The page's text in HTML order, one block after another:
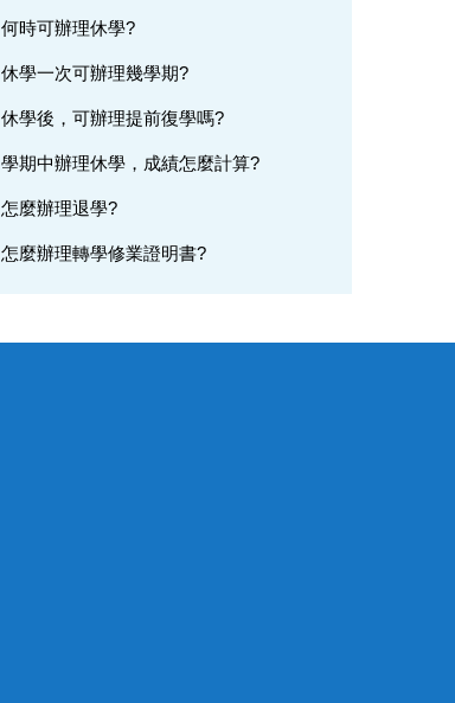
何時可辦理休學?
休學一次可辦理幾學期?
休學後，可辦理提前復學嗎?
學期中辦理休學，成績怎麼計算?
怎麼辦理退學?
怎麼辦理轉學修業證明書?